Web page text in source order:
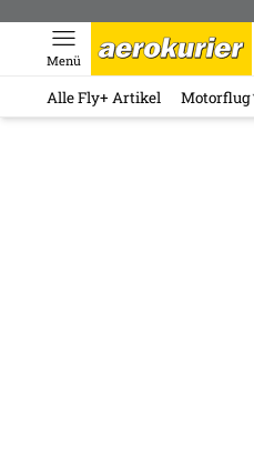
Menü
Alle Fly+ Artikel Motorflug